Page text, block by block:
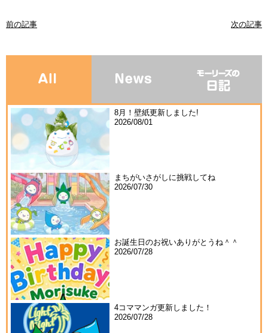
前の記事 次の記事
8月！壁紙更新しました!
2026/08/01
まちがいさがしに挑戦してね
2026/07/30
お誕生日のお祝いありがとうね＾＾
2026/07/28
4コママンガ更新しました！
2026/07/28